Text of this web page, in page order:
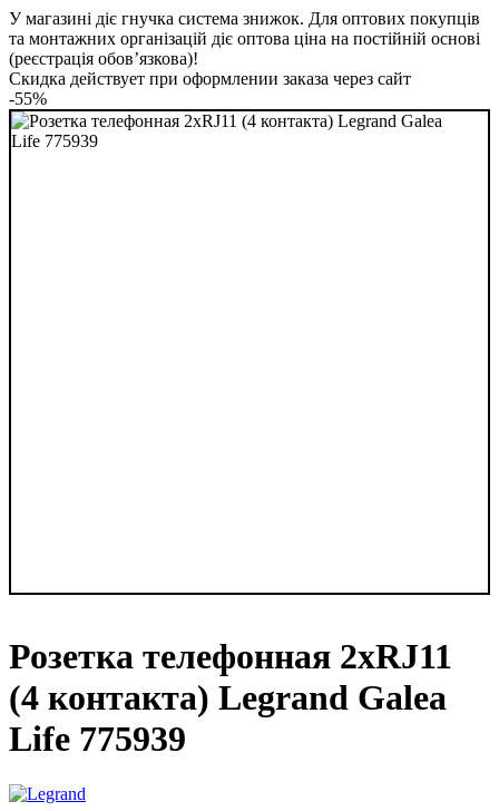
У магазині діє гнучка система знижок. Для оптових покупців
та монтажних організацій діє оптова ціна на постійній основі
(реєстрація обов’язкова)!
Скидка действует при оформлении заказа через сайт
-55%
Розетка телефонная 2хRJ11
(4 контакта) Legrand Galea
Life 775939